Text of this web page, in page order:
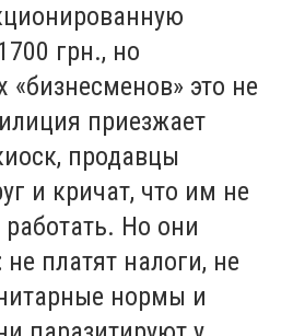
грн., но
это не
приезжает
продавцы
и кричат, что им не
Но они
платят налоги, не
нормы и